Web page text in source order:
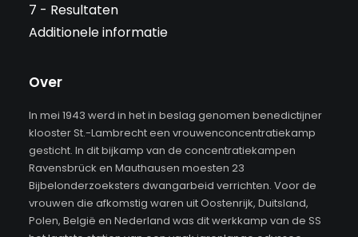
7 - Resultaten
Additionele informatie
Over
In mei 1943 werd in het in beslag genomen benedictijner
klooster St.-Lambrecht een vrouwenconcentratiekamp
gesticht. In dit bijkamp van de concentratiekampen
Ravensbrück en Mauthausen moesten 23
Bijbelonderzoeksters dwangarbeid verrichten. Voor de
vrouwen die afkomstig waren uit Oostenrijk, Duitsland,
Polen, België en Nederland was dit werkkamp van de SS